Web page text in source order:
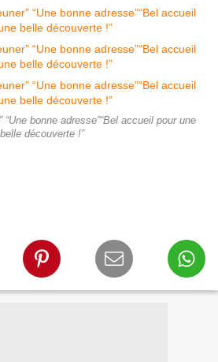
“Une bonne adresse”“Bel accueil pour une
belle découverte !”